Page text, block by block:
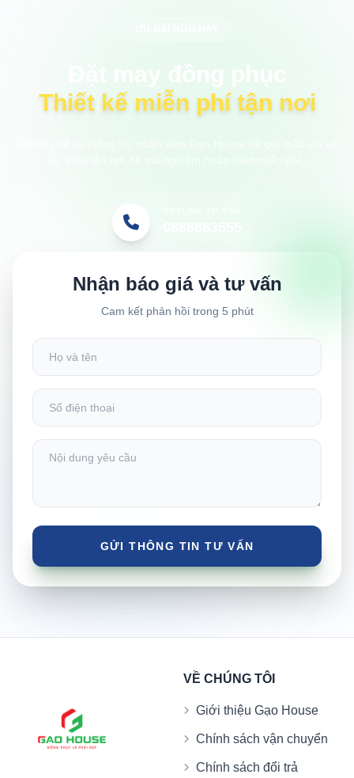
Thiết kế miễn phí tận nơi
Nhận báo giá và tư vấn
Cam kết phản hồi trong 5 phút
VỀ CHÚNG TÔI
Giới thiệu Gạo House
Chính sách vận chuyển
Chính sách đổi trả